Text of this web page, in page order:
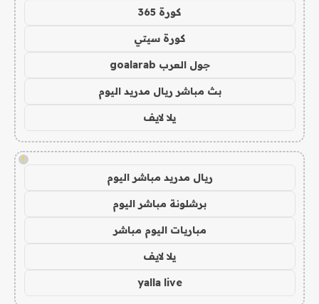
كورة 365
كورة سيتي
جول العرب goalarab
بث مباشر ريال مدريد اليوم
يلا لايف
!
ريال مدريد مباشر اليوم
برشلونة مباشر اليوم
مباريات اليوم مباشر
يلا لايف
yalla live